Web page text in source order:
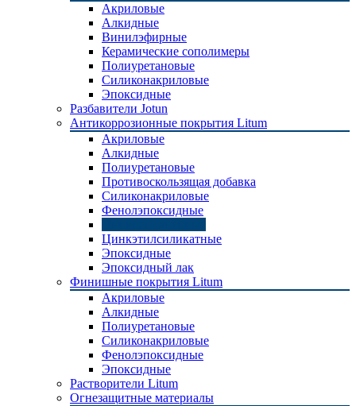
Акриловые
Алкидные
Винилэфирные
Керамические сополимеры
Полиуретановые
Силиконакриловые
Эпоксидные
Разбавители Jotun
Антикоррозионные покрытия Litum
Акриловые
Алкидные
Полиуретановые
Противоскользящая добавка
Силиконакриловые
Фенолэпоксидные
Цинкэтилсиликатные
Эпоксидные
Эпоксидный лак
Финишные покрытия Litum
Акриловые
Алкидные
Полиуретановые
Силиконакриловые
Фенолэпоксидные
Эпоксидные
Растворители Litum
Огнезащитные материалы